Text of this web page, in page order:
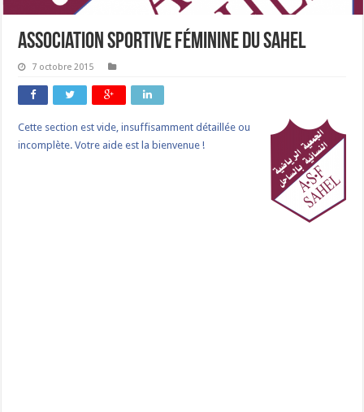
Association Sportive Féminine du Sahel
7 octobre 2015
Cette section est vide, insuffisamment détaillée ou
incomplète. Votre aide est la bienvenue !